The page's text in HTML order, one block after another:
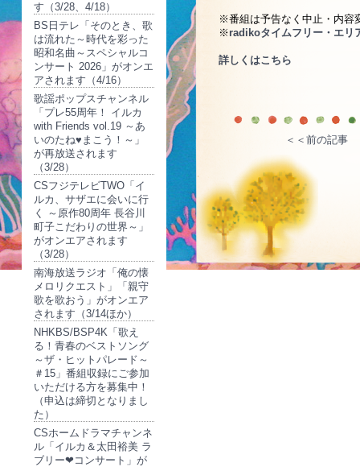
す（3/28、4/18）
BS日テレ「そのとき、歌
は流れた～時代を彩った
昭和名曲～スペシャルコ
ンサート 2026」がオンエ
アされます（4/16）
歌謡ポップスチャンネル
「プレ55周年！ イルカ
with Friends vol.19 ～あ
いのたね♥まこう！～」
が再放送されます
（3/28）
CSフジテレビTWO「イ
ルカ、サザエに会いに行
く ～原作80周年 長谷川
町子こだわりの世界～」
がオンエアされます
（3/28）
南海放送ラジオ「俺の懐
メロリクエスト」「親守
歌を歌おう」がオンエア
されます（3/14ほか）
NHKBS/BSP4K「歌え
る！青春のベストソング
～ザ・ヒットパレード～
＃15」番組収録にご参加
いただける方を募集中！
（申込は締切となりまし
た）
CSホームドラマチャンネ
ル「イルカ＆太田裕美 ラ
ブリー❤コンサート」が
※番組は予告なく中止・内容
※ radikoタイムフリー・エリ
詳しくはこちら
＜＜前の記事